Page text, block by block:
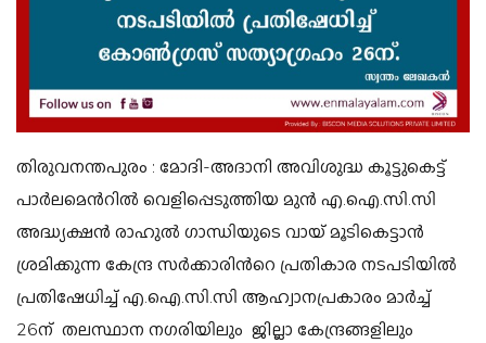
തിരുവനന്തപുരം : മോദി-അദാനി അവിശുദ്ധ കൂട്ടുകെട്ട്
പാര്‍ലമെന്‍റില്‍ വെളിപ്പെടുത്തിയ മുന്‍ എ.ഐ.സി.സി
അദ്ധ്യക്ഷന്‍ രാഹുല്‍ ഗാന്ധിയുടെ വായ് മൂടികെട്ടാന്‍
ശ്രമിക്കുന്ന കേന്ദ്ര സര്‍ക്കാരിന്‍റെ പ്രതികാര നടപടിയില്‍
പ്രതിഷേധിച്ച് എ.ഐ.സി.സി ആഹ്വാനപ്രകാരം മാര്‍ച്ച്
26ന് തലസ്ഥാന നഗരിയിലും ജില്ലാ കേന്ദ്രങ്ങളിലും